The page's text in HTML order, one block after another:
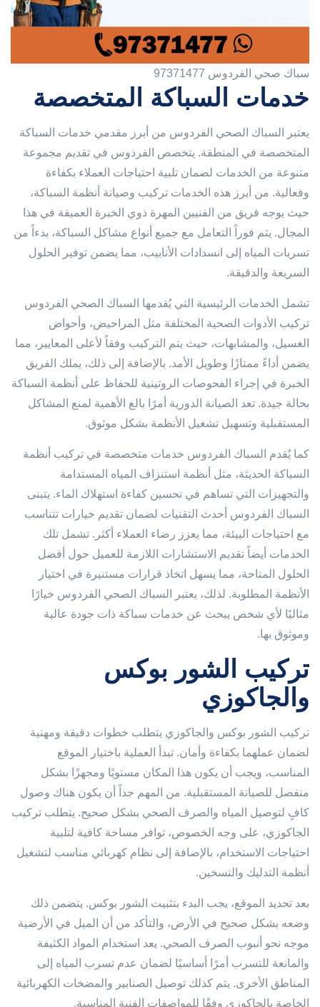
سباك صحي الفردوس 97371477
خدمات السباكة المتخصصة
يعتبر السباك الصحي الفردوس من أبرز مقدمي خدمات السباكة
المتخصصة في المنطقة. يتخصص الفردوس في تقديم مجموعة
متنوعة من الخدمات لضمان تلبية احتياجات العملاء بكفاءة
وفعالية. من أبرز هذه الخدمات تركيب وصيانة أنظمة السباكة،
حيث يوجه فريق من الفنيين المهرة ذوي الخبرة العميقة في هذا
المجال. يتم فوراً التعامل مع جميع أنواع مشاكل السباكة، بدءاً من
تسربات المياه إلى انسدادات الأنابيب، مما يضمن توفير الحلول
السريعة والدقيقة.
تشمل الخدمات الرئيسية التي يُقدمها السباك الصحي الفردوس
تركيب الأدوات الصحية المختلفة مثل المراحيض، وأحواض
الغسيل، والمشابهات، حيث يتم التركيب وفقاً لأعلى المعايير، مما
يضمن أداءً ممتازًا وطويل الأمد. بالإضافة إلى ذلك، يملك الفريق
الخبرة في إجراء الفحوصات الروتينية للحفاظ على أنظمة السباكة
بحالة جيدة. تعد الصيانة الدورية أمرًا بالغ الأهمية لمنع المشاكل
المستقبلية وتسهيل تشغيل الأنظمة بشكل موثوق.
كما يُقدم السباك الفردوس خدمات متخصصة في تركيب أنظمة
السباكة الحديثة، مثل أنظمة استنزاف المياه المستدامة
والتجهيزات التي تساهم في تحسين كفاءة استهلاك الماء. يتبنى
السباك الفردوس أحدث التقنيات لضمان تقديم خيارات تتناسب
مع احتياجات البيئة، مما يعزز رضاء العملاء أكثر. تشمل تلك
الخدمات أيضاً تقديم الاستشارات اللازمة للعميل حول أفضل
الحلول المتاحة، مما يسهل اتخاذ قرارات مستنيرة في اختيار
الأنظمة المطلوبة. لذلك، يعتبر السباك الصحي الفردوس خيارًا
مثاليًا لأي شخص يبحث عن خدمات سباكة ذات جودة عالية
وموثوق بها.
تركيب الشور بوكس
والجاكوزي
تركيب الشور بوكس والجاكوزي يتطلب خطوات دقيقة ومهنية
لضمان عملهما بكفاءة وأمان. تبدأ العملية باختيار الموقع
المناسب، ويجب أن يكون هذا المكان مستويًا ومجهزًا بشكل
منفصل للصيانة المستقبلية. من المهم جداً أن يكون هناك وصول
كافٍ لتوصيل المياه والصرف الصحي بشكل صحيح. يتطلب تركيب
الجاكوزي، على وجه الخصوص، توافر مساحة كافية لتلبية
احتياجات الاستخدام، بالإضافة إلى نظام كهربائي مناسب لتشغيل
أنظمة التدليك والتسخين.
بعد تحديد الموقع، يجب البدء بتثبيت الشور بوكس. يتضمن ذلك
وضعه بشكل صحيح في الأرض، والتأكد من أن الميل في الأرضية
موجه نحو أنبوب الصرف الصحي. يعد استخدام المواد الكثيفة
والمانعة للتسرب أمرًا أساسيًا لضمان عدم تسرب المياه إلى
المناطق الأخرى. يتم كذلك توصيل الصنابير والمضخات الكهربائية
الخاصة بالجاكوزي وفقًا للمواصفات الفنية المناسبة.